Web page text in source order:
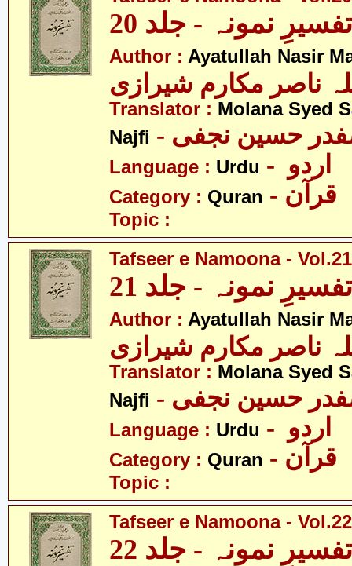
تفسیرِ نمونہ - جلد 20
Author : Ayatullah Nasir
ناصر مکارم شیرازی
Translator : Molana Syed
Najfi
صفدر حسین نجفی
Language : Urdu
Category : Quran - قرآن
Topic :
Tafseer e Namoona - Vol.21
تفسیرِ نمونہ - جلد 21
Author : Ayatullah Nasir
ناصر مکارم شیرازی
Translator : Molana Syed
Najfi
صفدر حسین نجفی
Language : Urdu
Category : Quran - قرآن
Topic :
Tafseer e Namoona - Vol.22
تفسیرِ نمونہ - جلد 22